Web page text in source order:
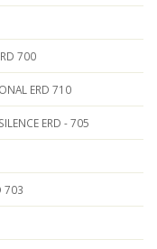
700
ERD 710
ERD - 705
703